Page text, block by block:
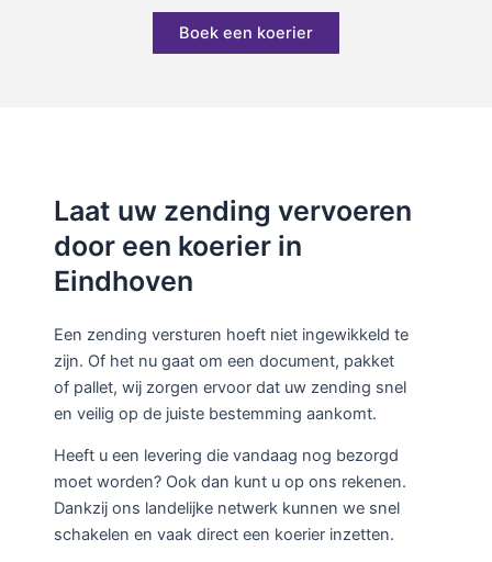
Boek een koerier
Laat uw zending vervoeren
door een koerier in
Eindhoven
Een zending versturen hoeft niet ingewikkeld te
zijn. Of het nu gaat om een document, pakket
of pallet, wij zorgen ervoor dat uw zending snel
en veilig op de juiste bestemming aankomt.
Heeft u een levering die vandaag nog bezorgd
moet worden? Ook dan kunt u op ons rekenen.
Dankzij ons landelijke netwerk kunnen we snel
schakelen en vaak direct een koerier inzetten.